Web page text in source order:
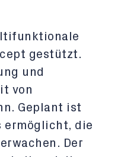
gestützt.
und
von
Geplant ist
ermöglicht, die
Der